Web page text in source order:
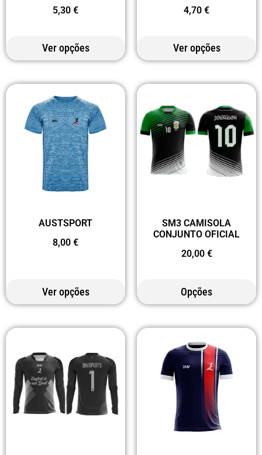
5,30 €
Ver opções
4,70 €
Ver opções
AUSTSPORT
8,00 €
Ver opções
SM3 CAMISOLA
CONJUNTO OFICIAL
20,00 €
Opções